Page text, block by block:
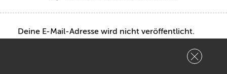
Deine E-Mail-Adresse wird nicht veröffentlicht.